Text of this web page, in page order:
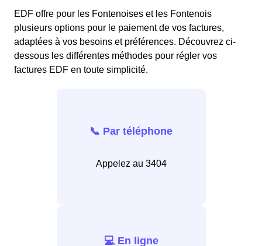
EDF offre pour les Fontenoises et les Fontenois
plusieurs options pour le paiement de vos factures,
adaptées à vos besoins et préférences. Découvrez ci-
dessous les différentes méthodes pour régler vos
factures EDF en toute simplicité.
📞 Par téléphone
Appelez au 3404
💻 En ligne